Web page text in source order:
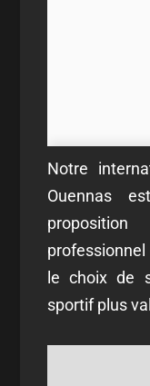
Notre
Ouennas
professionnel
le choix de
sportif plus